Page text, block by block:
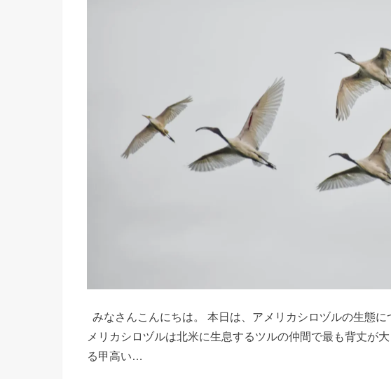
みなさんこんにちは。 本日は、アメリカシロヅルの生態
メリカシロヅルは北米に生息するツルの仲間で最も背丈が
る甲高い…